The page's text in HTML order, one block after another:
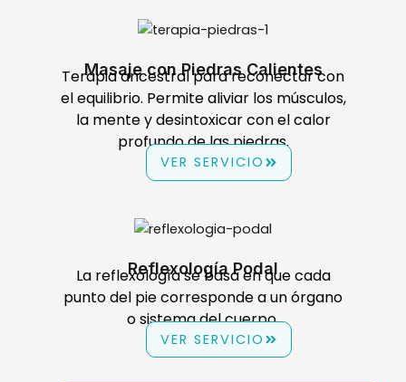
Masaje con Piedras Calientes
Terapia ancestral para reconectar con
el equilibrio. Permite aliviar los músculos,
la mente y desintoxicar con el calor
profundo de las piedras.
VER SERVICIO
Reflexología Podal
La reflexología se basa en que cada
punto del pie corresponde a un órgano
o sistema del cuerpo.
VER SERVICIO